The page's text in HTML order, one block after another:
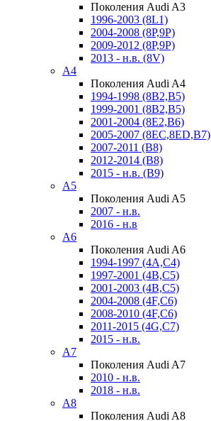
Поколения Audi A3
1996-2003 (8L1)
2004-2008 (8P,9P)
2009-2012 (8P,9P)
2013 - н.в. (8V)
A4
Поколения Audi A4
1994-1998 (8B2,B5)
1999-2001 (8B2,B5)
2001-2004 (8E2,B6)
2005-2007 (8EC,8ED,B7)
2007-2011 (B8)
2012-2014 (B8)
2015 - н.в. (B9)
A5
Поколения Audi A5
2007 - н.в.
2016 - н.в
A6
Поколения Audi A6
1994-1997 (4A,C4)
1997-2001 (4B,C5)
2001-2003 (4B,C5)
2004-2008 (4F,C6)
2008-2010 (4F,C6)
2011-2015 (4G,C7)
2015 - н.в.
A7
Поколения Audi A7
2010 - н.в.
2018 - н.в.
A8
Поколения Audi A8